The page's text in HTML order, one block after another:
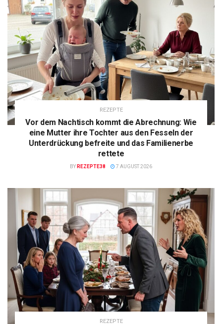
REZEPTE
Vor dem Nachtisch kommt die Abrechnung: Wie
eine Mutter ihre Tochter aus den Fesseln der
Unterdrückung befreite und das Familienerbe
rettete
BY REZEPTE38 7 AUGUST 2026
REZEPTE